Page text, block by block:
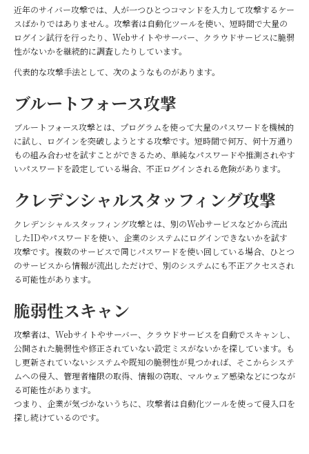
近年のサイバー攻撃では、人が一つひとつコマンドを入力して攻撃するケー
スばかりではありません。攻撃者は自動化ツールを使い、短時間で大量の
ログイン試行を行ったり、Webサイトやサーバー、クラウドサービスに脆弱
性がないかを継続的に調査したりしています。
代表的な攻撃手法として、次のようなものがあります。
ブルートフォース攻撃
ブルートフォース攻撃とは、プログラムを使って大量のパスワードを機械的
に試し、ログインを突破しようとする攻撃です。短時間で何万、何十万通り
もの組み合わせを試すことができるため、単純なパスワードや推測されやす
いパスワードを設定している場合、不正ログインされる危険があります。
クレデンシャルスタッフィング攻撃
クレデンシャルスタッフィング攻撃とは、別のWebサービスなどから流出
したIDやパスワードを使い、企業のシステムにログインできないかを試す
攻撃です。複数のサービスで同じパスワードを使い回している場合、ひとつ
のサービスから情報が流出しただけで、別のシステムにも不正アクセスされ
る可能性があります。
脆弱性スキャン
攻撃者は、Webサイトやサーバー、クラウドサービスを自動でスキャンし、
公開された脆弱性や修正されていない設定ミスがないかを探しています。も
し更新されていないシステムや既知の脆弱性が見つかれば、そこからシステ
ムへの侵入、管理者権限の取得、情報の窃取、マルウェア感染などにつなが
る可能性があります。
つまり、企業が気づかないうちに、攻撃者は自動化ツールを使って侵入口を
探し続けているのです。